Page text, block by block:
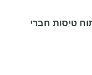
טיסות חברי